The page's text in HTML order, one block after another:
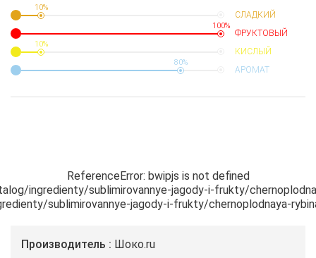
10%
СЛАДКИЙ
100%
ФРУКТОВЫЙ
10%
КИСЛЫЙ
80%
АРОМАТ
ReferenceError: bwipjs is not defined
ingredienty/sublimirovannye-jagody-i-frukty/
sublimirovannye-jagody-i-frukty/chernoplodnaya-
Производитель Шоко.ru